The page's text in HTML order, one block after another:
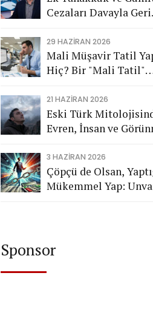
Cezaları Davayla Geri
İşlemlerin Kamuya
Görünmeyen Maliyeti
29 HAZIRAN 2026
Mali Müşavir Tatil
Hiç? Bir "Mali Tatil"
21 HAZIRAN 2026
Eski Türk
Evren, İnsan ve
3 HAZIRAN 2026
Çöpçü de Olsan,
Mükemmel Yap:
Sponsor